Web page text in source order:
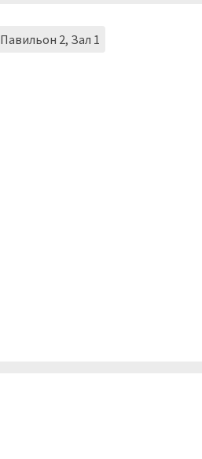
Павильон 2, Зал 1